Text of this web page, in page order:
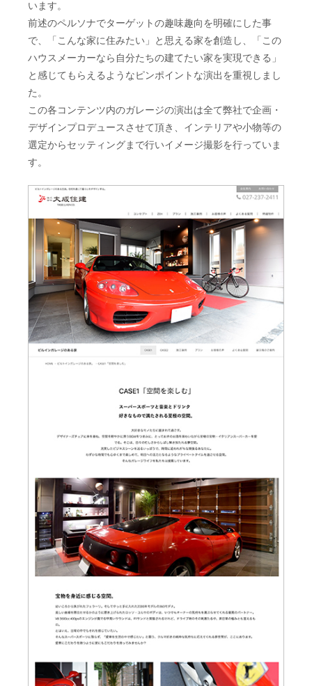
います。
前述のペルソナでターゲットの趣味趣向を明確にした事
で、「こんな家に住みたい」と思える家を創造し、「この
ハウスメーカーなら自分たちの建てたい家を実現できる」
と感じてもらえるようなピンポイントな演出を重視しまし
た。
この各コンテンツ内のガレージの演出は全て弊社で企画・
デザインプロデュースさせて頂き、インテリアや小物等の
選定からセッティングまで行いイメージ撮影を行っていま
す。